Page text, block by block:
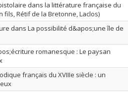
dans la littérature française du
fils, Rétif de la Bretonne, Laclos)
dans La possibilité d&apos;une île de
romanesque : Le paysan
français du XVIIIe siècle : un